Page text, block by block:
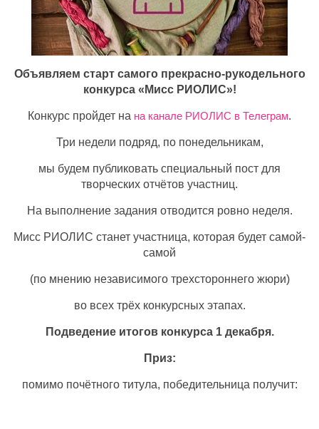
Объявляем старт самого прекрасно-рукодельного
конкурса «Мисс РИОЛИС»!
Конкурс пройдет на на канале РИОЛИС в Телеграм.
Три недели подряд, по понедельникам,
мы будем публиковать специальный пост для
творческих отчётов участниц.
На выполнение задания отводится ровно неделя.
Мисс РИОЛИС станет участница, которая будет самой-
самой
(по мнению независимого трехстороннего жюри)
во всех трёх конкурсных этапах.
Подведение итогов конкурса 1 декабря.
Приз:
помимо почётного титула, победительница получит: